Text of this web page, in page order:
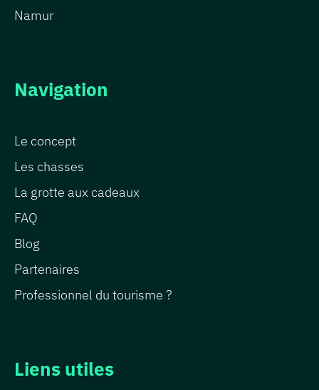
Navigation
Le concept
Les chasses
La grotte aux cadeaux
FAQ
Blog
Partenaires
Professionnel du tourisme ?
Namur
Liens utiles